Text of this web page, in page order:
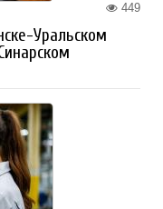
449
Уральском